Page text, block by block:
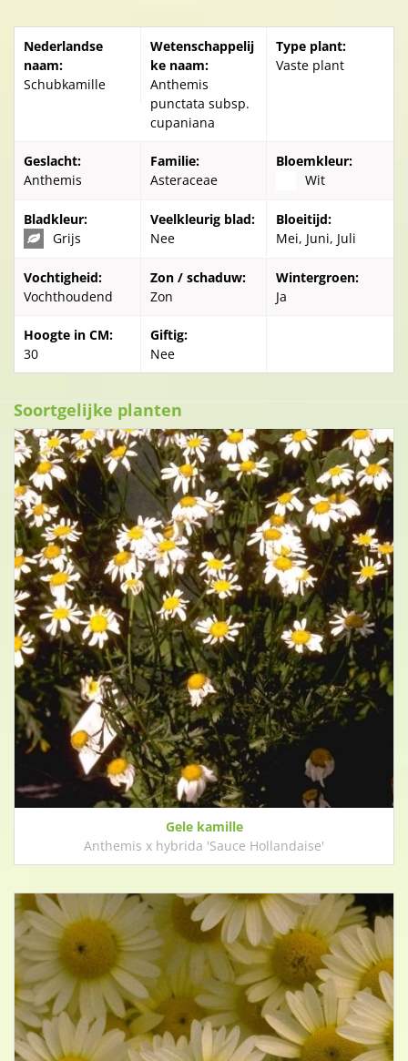
Nederlandse
naam:
Schubkamille
Wetenschappelij
ke naam:
Anthemis
punctata subsp.
cupaniana
Type plant:
Vaste plant
Geslacht:
Anthemis
Familie:
Asteraceae
Bloemkleur:
Wit
Bladkleur:
Grijs
Veelkleurig blad:
Nee
Bloeitijd:
Mei, Juni, Juli
Vochtigheid:
Vochthoudend
Zon / schaduw:
Zon
Wintergroen:
Ja
Hoogte in CM:
30
Giftig:
Nee
Soortgelijke planten
Gele kamille
Anthemis x hybrida 'Sauce Hollandaise'